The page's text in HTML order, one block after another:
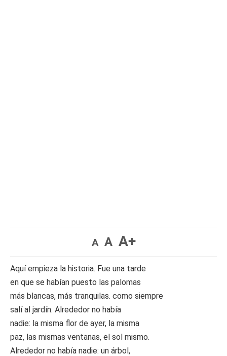
A A A+
Aquí empieza la historia. Fue una tarde
en que se habían puesto las palomas
más blancas, más tranquilas. como siempre
salí al jardín. Alrededor no había
nadie: la misma flor de ayer, la misma
paz, las mismas ventanas, el sol mismo.
Alrededor no había nadie: un árbol,